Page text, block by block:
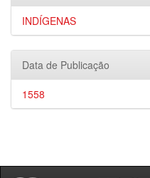
INDÍGENAS
Data de Publicação
1558